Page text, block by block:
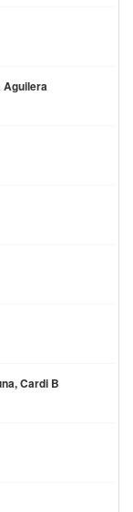
Aguilera
Cardi B